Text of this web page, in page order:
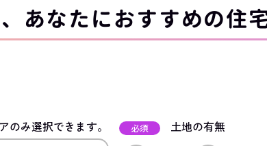
あなたにおすすめの住
み選択できます。 必須 土地の有無